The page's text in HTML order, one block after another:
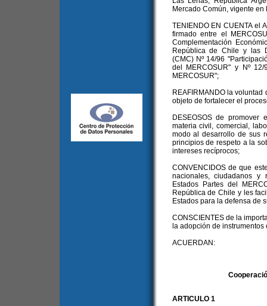
Mercado Común, vigente
TENIENDO EN CUENTA el
firmado entre el
Complementación
República de Chile y las
(CMC) Nº 14/96
del MERCOSUR" y Nº
MERCOSUR";
REAFIRMANDO la
objeto de fortalecer el
DESEOSOS de
materia civil, comercial,
modo al desarrollo de sus
principios de respeto a la
intereses recíprocos;
CONVENCIDOS de que
nacionales, ciudadanos y
Estados Partes del
República de Chile y les
Estados para la defensa de
CONSCIENTES de la
la adopción de
ACUERDAN:
ARTICULO 1